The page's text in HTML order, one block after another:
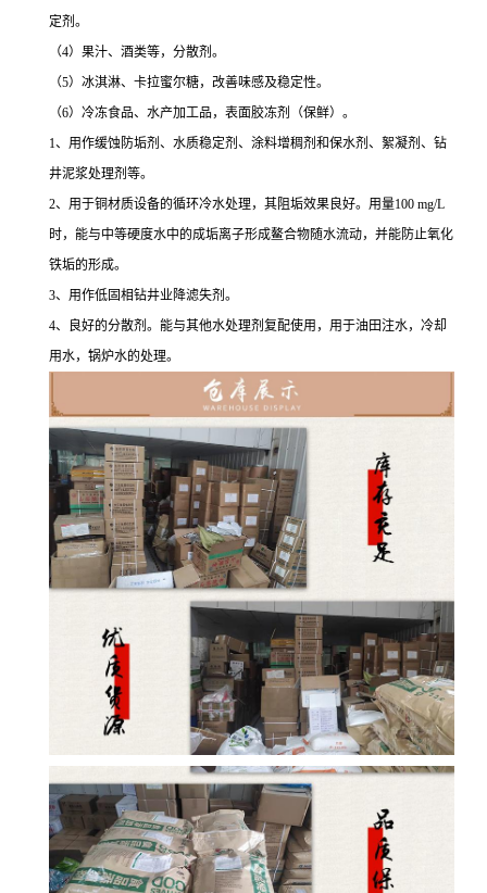
定剂。
（4）果汁、酒类等，分散剂。
（5）冰淇淋、卡拉蜜尔糖，改善味感及稳定性。
（6）冷冻食品、水产加工品，表面胶冻剂（保鲜）。
1、用作缓蚀防垢剂、水质稳定剂、涂料增稠剂和保水剂、絮凝剂、钻
井泥浆处理剂等。
2、用于铜材质设备的循环冷水处理，其阻垢效果良好。用量100 mg/L
时，能与中等硬度水中的成垢离子形成鳌合物随水流动，并能防止氧化
铁垢的形成。
3、用作低固相钻井业降滤失剂。
4、良好的分散剂。能与其他水处理剂复配使用，用于油田注水，冷却
用水，锅炉水的处理。